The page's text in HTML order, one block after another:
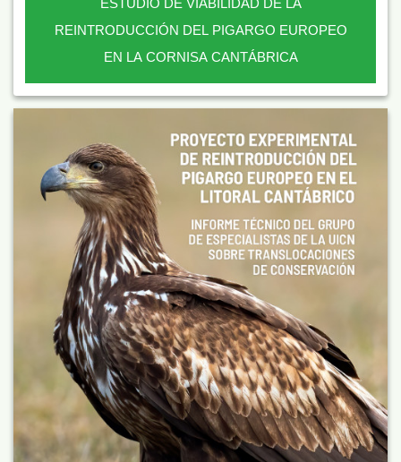
ESTUDIO DE VIABILIDAD DE LA
REINTRODUCCIÓN DEL PIGARGO EUROPEO
EN LA CORNISA CANTÁBRICA